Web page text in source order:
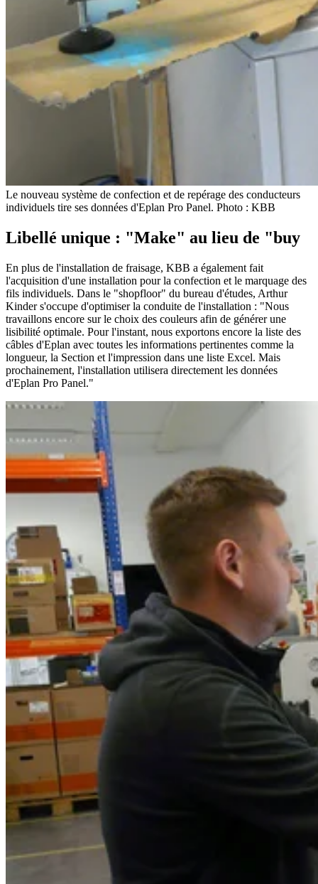
Le nouveau système de confection et de repérage des conducteurs
individuels tire ses données d'Eplan Pro Panel. Photo : KBB
Libellé unique : "Make" au lieu de "buy
En plus de l'installation de fraisage, KBB a également fait
l'acquisition d'une installation pour la confection et le marquage des
fils individuels. Dans le "shopfloor" du bureau d'études, Arthur
Kinder s'occupe d'optimiser la conduite de l'installation : "Nous
travaillons encore sur le choix des couleurs afin de générer une
lisibilité optimale. Pour l'instant, nous exportons encore la liste des
câbles d'Eplan avec toutes les informations pertinentes comme la
longueur, la Section et l'impression dans une liste Excel. Mais
prochainement, l'installation utilisera directement les données
d'Eplan Pro Panel."